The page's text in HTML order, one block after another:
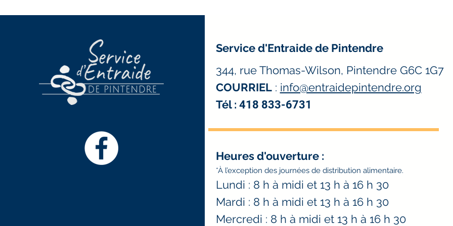
Service d'Entraide de Pintendre
344, rue Thomas-Wilson, Pintendre G6C 1G7
COURRIEL: info@entraidepintendre.org
Tél : 418 833-6731
Heures d'ouverture :
*À l’exception des journées de distribution alimentaire.
Lundi : 8 h à midi et 13 h à 16 h 30
Mardi : 8 h à midi et 13 h à 16 h 30
Mercredi : 8 h à midi et 13 h à 16 h 30